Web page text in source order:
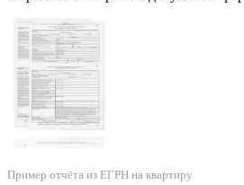
Пример отчёта из ЕГРН на квартиру